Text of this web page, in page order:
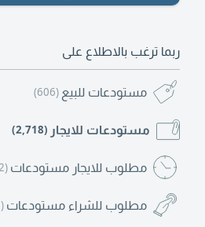
ربما ترغب بالاطلاع على
مستودعات للبيع (606)
مستودعات للايجار (2,718)
مطلوب للايجار مستودعات (32)
مطلوب للشراء مستودعات (13)